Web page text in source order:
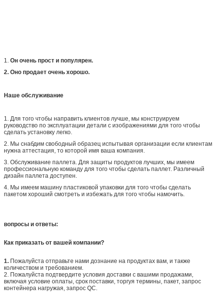
1. Он очень прост и популярен.
2. Оно продает очень хорошо.
Наше обслуживание
1. Для того чтобы направить клиентов лучше, мы конструируем
руководство по эксплуатации детали с изображениями для того чтобы
сделать установку легко.
2. Мы снабдим свободный образец испытывая организации если клиентам
нужна аттестация, то которой имя ваша компания.
3. Обслуживание паллета. Для защиты продуктов лучших, мы имеем
профессиональную команду для того чтобы сделать паллет. Различный
дизайн паллета доступен.
4. Мы имеем машину пластиковой упаковки для того чтобы сделать
пакетом хороший смотреть и избежать для того чтобы намочить.
вопросы и ответы:
Как приказать от вашей компании?
1. Пожалуйста отправьте нами дознание на продуктах вам, и также
количеством и требованием.
2. Пожалуйста подтвердите условия доставки с вашими продажами,
включая условие оплаты, срок поставки, торгуя термины, пакет, запрос
контейнера нагружая, запрос QC.